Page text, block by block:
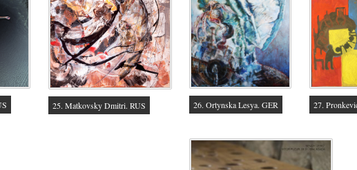
25. Matkovsky Dmitri. RUS 26. Ortynska Lesya. GER 27.